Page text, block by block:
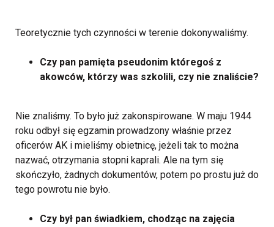
Teoretycznie tych czynności w terenie dokonywaliśmy.
Czy pan pamięta pseudonim któregoś z
akowców, którzy was szkolili, czy nie znaliście?
Nie znaliśmy. To było już zakonspirowane. W maju 1944
roku odbył się egzamin prowadzony właśnie przez
oficerów AK i mieliśmy obietnicę, jeżeli tak to można
nazwać, otrzymania stopni kaprali. Ale na tym się
skończyło, żadnych dokumentów, potem po prostu już do
tego powrotu nie było.
Czy był pan świadkiem, chodząc na zajęcia